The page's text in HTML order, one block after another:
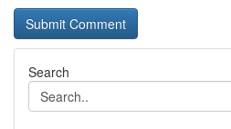
Search